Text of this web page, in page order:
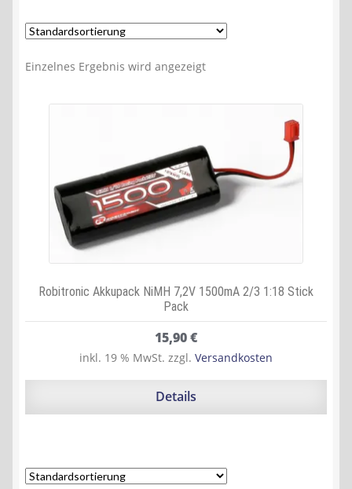
Widerrufsbelehrung
Datenschutzerklärung
Einzelnes Ergebnis wird angezeigt
Robitronic Akkupack NiMH 7,2V 1500mA 2/3 1:18 Stick
Pack
15,90€
inkl. 19 % MwSt. zzgl. Versandkosten
Details